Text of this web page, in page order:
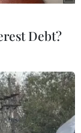
Debt?